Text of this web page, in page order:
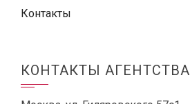
Контакты
КОНТАКТЫ АГЕНТСТВА